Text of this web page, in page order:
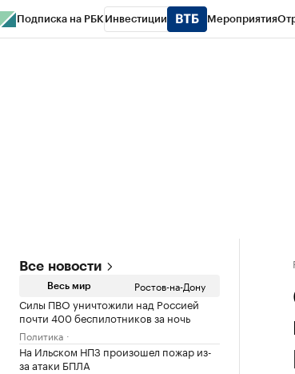
Подписка на РБК Инвестиции Мероприятия
Все новости
Весь мир Ростов-на-Дону
Силы ПВО уничтожили над Россией
почти 400 беспилотников за ночь
Политика
На Ильском НПЗ произошел пожар из-
за атаки БПЛА